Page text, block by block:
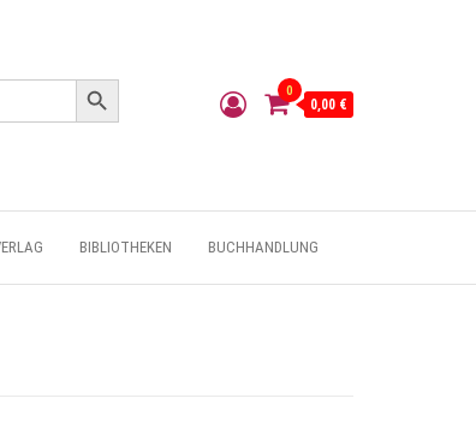
Search Button
0
0,00 €
BIBLIOTHEKEN BUCHHANDLUNG